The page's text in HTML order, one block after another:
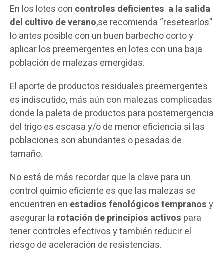
En los lotes con controles deficientes a la salida
del cultivo de verano,se recomienda “resetearlos”
lo antes posible con un buen barbecho corto y
aplicar los preemergentes en lotes con una baja
población de malezas emergidas.
El aporte de productos residuales preemergentes
es indiscutido, más aún con malezas complicadas
donde la paleta de productos para postemergencia
del trigo es escasa y/o de menor eficiencia si las
poblaciones son abundantes o pesadas de
tamaño.
No está de más recordar que la clave para un
control quìmio eficiente es que las malezas se
encuentren en estadios fenológicostempranosy
asegurar la rotación de principios activos para
tener controles efectivos y también reducir el
riesgo de aceleración de resistencias.